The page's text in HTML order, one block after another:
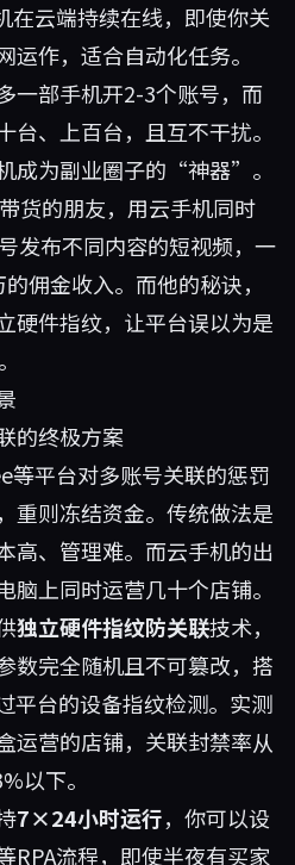
在云端持续在线，即使你关
运作，适合自动化任务。
一部手机开2-3个账号，而
台、上百台，且互不干扰。
成为副业圈子的“神器”。
货的朋友，用云手机同时
发布不同内容的短视频，一
佣金收入。而他的秘诀，
硬件指纹，让平台误以为是
的终极方案
等平台对多账号关联的惩罚
则冻结资金。传统做法是
高、管理难。而云手机的出
脑上同时运营几十个店铺。
独立硬件指纹防关联技术，
数完全随机且不可篡改，搭
平台的设备指纹检测。实测
运营的店铺，关联封禁率从
以下。
7×24小时运行，你可以设
RPA流程，即使半夜有买家